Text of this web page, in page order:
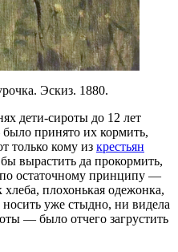
Эскиз. 1880.
дети-сироты до 12 лет
принято их кормить,
только кому из крестьян
вырастить да прокормить,
остаточному принципу —
плохонькая одежонка,
уже стыдно, ни видела
— было отчего загрустить